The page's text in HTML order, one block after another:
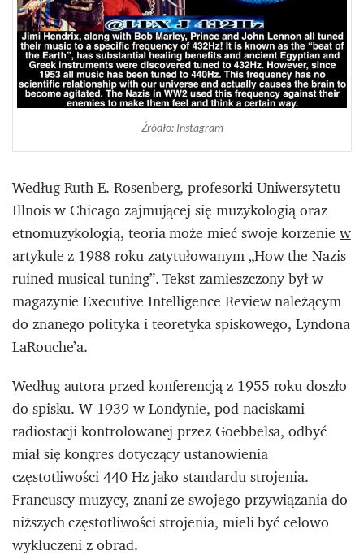
Źródło: Instagram
Według Ruth E. Rosenberg, profesorki Uniwersytetu
Illnois w Chicago zajmującej się muzykologią oraz
etnomuzykologią, teoria może mieć swoje korzeniew
artykule z 1988 rokuzatytułowanym „How the Nazis
ruined musical tuning”. Tekst zamieszczony był w
magazynie Executive Intelligence Review należącym
do znanego polityka i teoretyka spiskowego, Lyndona
LaRouche’a.
Według autora przed konferencją z 1955 roku doszło
do spisku. W 1939 w Londynie, pod naciskami
radiostacji kontrolowanej przez Goebbelsa, odbyć
miał się kongres dotyczący ustanowienia
częstotliwości 440 Hz jako standardu strojenia.
Francuscy muzycy, znani ze swojego przywiązania do
niższych częstotliwości strojenia, mieli być celowo
wykluczeni z obrad.